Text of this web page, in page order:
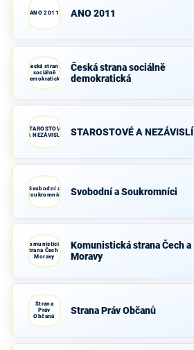
ANO 2011 ANO 2011
Česká strana
sociálně
demokratická
Česká strana sociálně
demokratická
STAROSTOVÉ
A NEZÁVISLÍ
STAROSTOVÉ A NEZÁVISLÍ
Svobodní a
Soukromníci
Svobodní a Soukromníci
Komunistická
strana Čech a
Moravy
Komunistická strana Čech a
Moravy
Strana
Práv
Občanů
Strana Práv Občanů